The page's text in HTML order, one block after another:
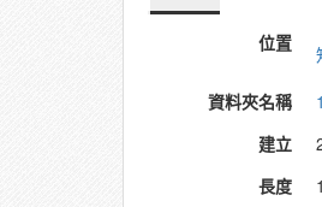
位置
資料夾名稱
建立
長度